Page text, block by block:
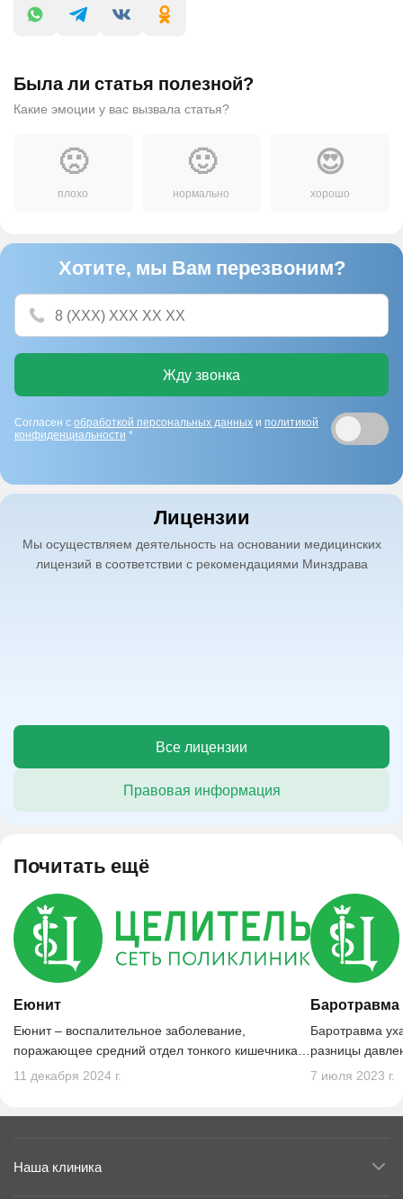
Была ли статья полезной?
Какие эмоции у вас вызвала статья?
🙁
плохо
🙂
нормально
😍
хорошо
Хотите, мы Вам перезвоним?
Жду звонка
Согласен с обработкой персональных данных и политикой
конфиденциальности *
Лицензии
Мы осуществляем деятельность на основании медицинских
лицензий в соответствии с рекомендациями Минздрава
Все лицензии
Правовая информация
Почитать ещё
Еюнит
Еюнит – воспалительное заболевание,
поражающее средний отдел тонкого кишечника –
тощую кишку.
11 декабря 2024 г.
Баротравма
Баротравма
разницы
средой.
7 июля 2023 г.
Наша клиника